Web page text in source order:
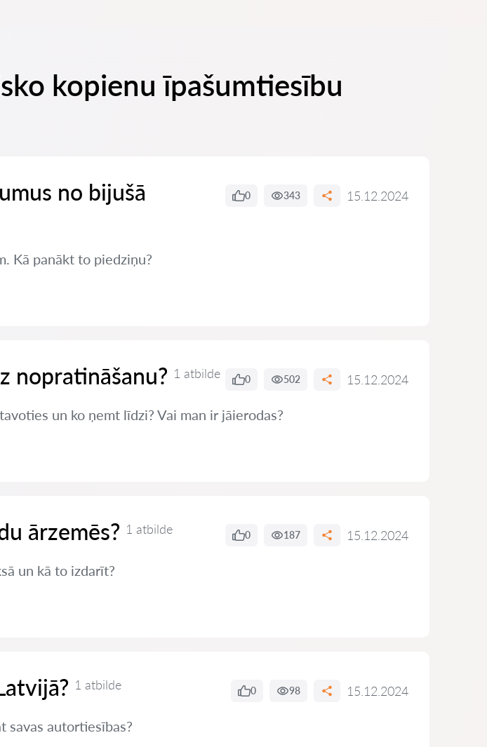
kopienu īpašumtiesību
no bijušā
0 343 15.12.2024
Kā panākt to piedziņu?
nopratināšanu? 1 atbilde 0 502 15.12.2024
un ko ņemt līdzi? Vai man ir jāierodas?
ārzemēs? 1 atbilde 0 187 15.12.2024
un kā to izdarīt?
1 atbilde 0 98 15.12.2024
savas autortiesības?